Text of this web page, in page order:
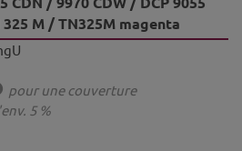
M / TN325M magenta
pour une couverture
5 %